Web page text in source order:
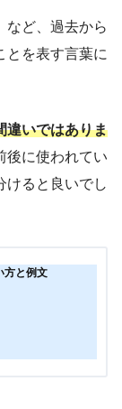
など、過去から
とを表す言葉に
違いではありま
後に使われてい
けると良いでし
方と例文